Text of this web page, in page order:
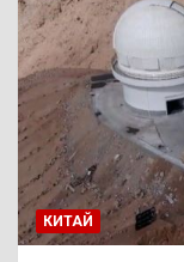
КИТАЙ